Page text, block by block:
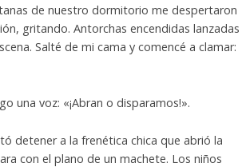
de nuestro dormitorio me despertaron
gritando. Antorchas encendidas lanzadas
Salté de mi cama y comencé a clamar:
una voz: «¡Abran o disparamos!».
detener a la frenética chica que abrió la
con el plano de un machete. Los niños